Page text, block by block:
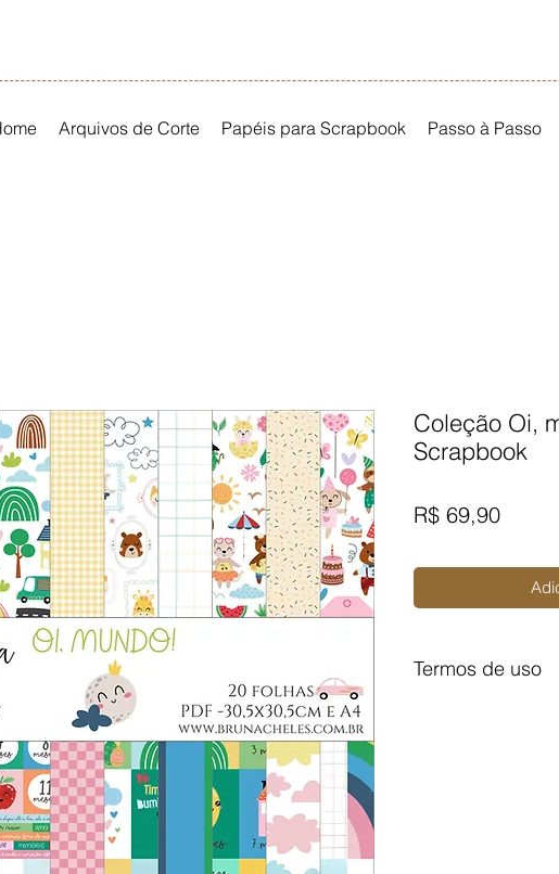
Arquivos de Corte Papéis para Scrapbook Passo à Passo
Coleção Oi,
Scrapbook
R$ 69,90Preço
Termos de uso